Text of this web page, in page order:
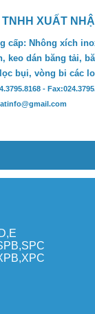
TNHH XUẤT
cấp: Nhông xích
keo dán băng tải,
bụi, vòng bi các
-